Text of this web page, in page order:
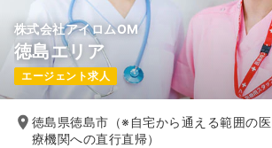
株式会社アイロムOM
徳島エリア
エージェント求人
徳島県徳島市（※自宅から通える範囲の医
療機関への直行直帰）